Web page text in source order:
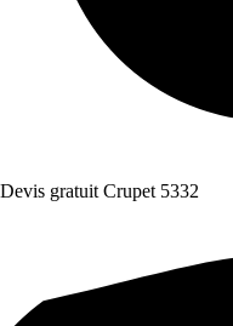
Devis gratuit Crupet 5332